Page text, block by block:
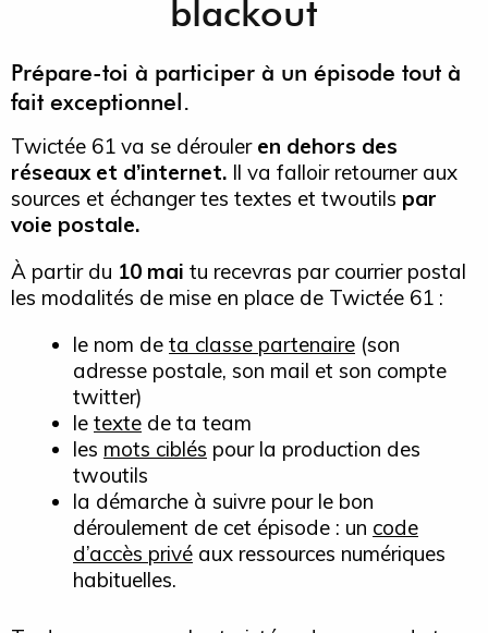
blackout
Prépare-toi à participer à un épisode tout à
fait exceptionnel.
Twictée 61 va se dérouler en dehors des
réseaux et d’internet. Il va falloir retourner aux
sources et échanger tes textes et twoutils par
voie postale.
À partir du 10 mai tu recevras par courrier postal
les modalités de mise en place de Twictée 61 :
le nom de ta classe partenaire (son
adresse postale, son mail et son compte
twitter)
le texte de ta team
les mots ciblés pour la production des
twoutils
la démarche à suivre pour le bon
déroulement de cet épisode : un code
d’accès privé aux ressources numériques
habituelles.